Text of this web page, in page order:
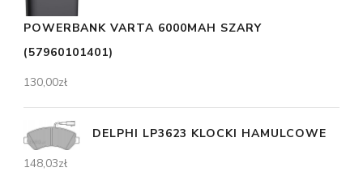
POWERBANK VARTA 6000MAH SZARY
(57960101401)
130,00zł
DELPHI LP3623 KLOCKI HAMULCOWE
148,03zł